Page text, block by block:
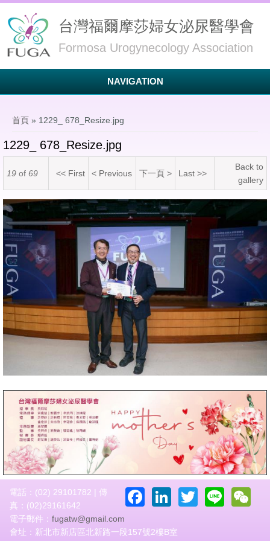
台灣福爾摩莎婦女泌尿醫學會
Formosa Urogynecology Association
NAVIGATION
首頁 » 1229_ 678_Resize.jpg
1229_ 678_Resize.jpg
19 of 69 << First < Previous 下一頁 > Last >>
Back to
gallery
1229_ 678_Resize.jpg
Facebook
LinkedIn
Twitter
Line
電話：(02) 29101782 | 傳
真：(02)29161642
電子郵件： fugatw@gmail.com
會址：新北市新店區北新路一段157號2樓B室